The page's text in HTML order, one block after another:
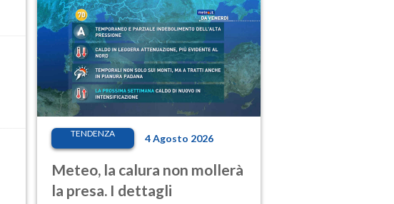
Ferragosto
TENDENZA 4 Agosto 2026
Meteo, la calura non mollerà
la presa. I dettagli